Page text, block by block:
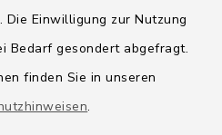
Die Einwilligung zur Nutzung
Bedarf gesondert abgefragt.
finden Sie in unseren
.